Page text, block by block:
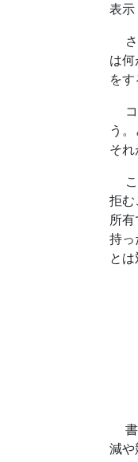
表示
さ
は
を
コ
う
そ
こ
拒
所
持
とは
書
減や